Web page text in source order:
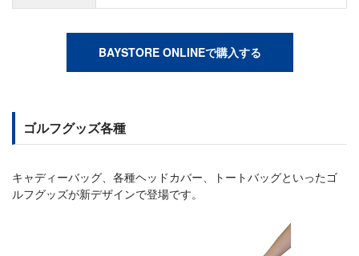
BAYSTORE ONLINEで購入する
ゴルフグッズ各種
キャディーバッグ、各種ヘッドカバー、トートバッグといったゴ
ルフグッズが新デザインで登場です。